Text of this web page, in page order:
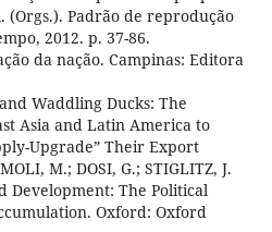
(Orgs.). Padrão de reprodução
2012. p. 37-86.
da nação. Campinas: Editora
Waddling Ducks: The
Asia and Latin America to
Upgrade” Their Export
M.; DOSI, G.; STIGLITZ, J.
Development: The Political
Oxford: Oxford